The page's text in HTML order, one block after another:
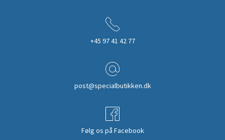
+45 97 41 42 77
post@specialbutikken.dk
Følg os på Facebook